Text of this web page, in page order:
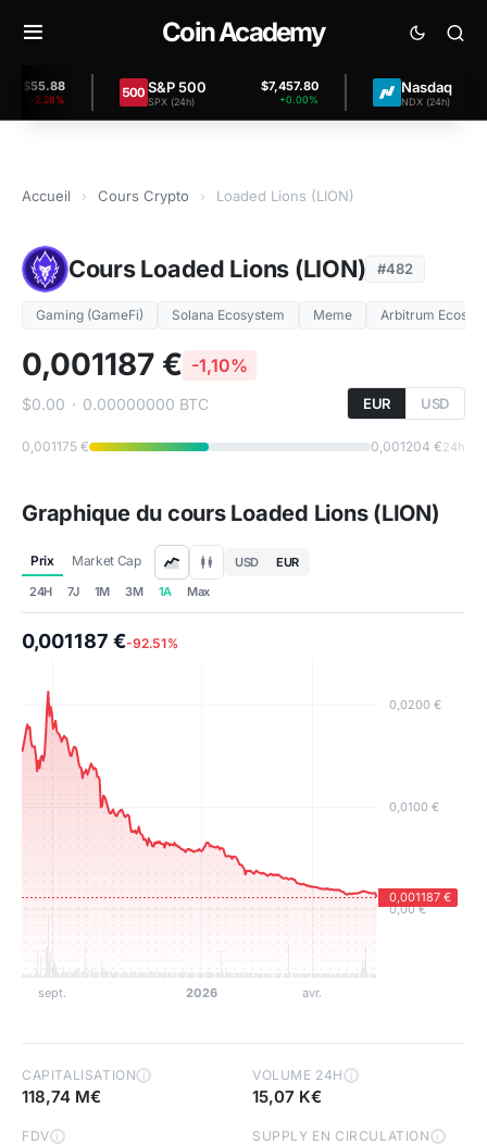
Coin Academy
-2.28%
S&P 500
SPX (24h)
$7,457.80
+0.00%
Nasdaq
NDX (24h)
Accueil › Cours Crypto › Loaded Lions (LION)
Cours Loaded Lions (LION) #482
Gaming (GameFi) Solana Ecosystem Meme Arbitrum
0,001187 € -1,10%
$0.00 · 0.00000000 BTC EUR USD
0,001175 € 0,001204 €24h
Graphique du cours Loaded Lions (LION)
Prix Market Cap USD
EUR
24H
7J 1M 3M 1A Max
0,001187 €-92.51%
CAPITALISATION i
118,74 M€
VOLUME 24H i
15,07 K€
FDV i SUPPLY EN CIRCULATION i